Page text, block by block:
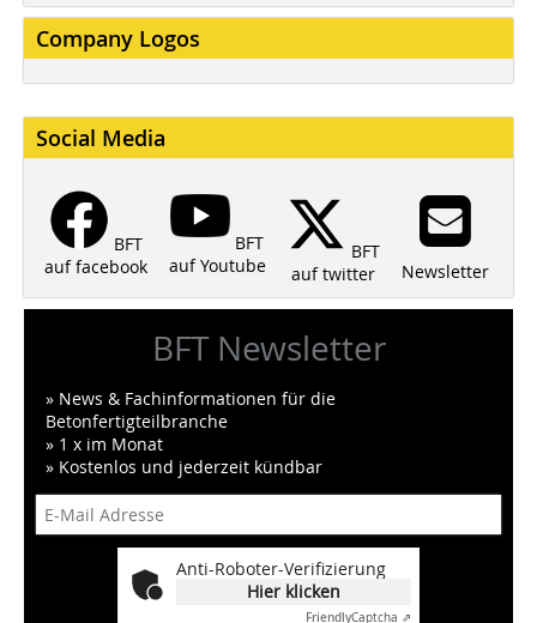
Company Logos
Social Media
BFT
auf facebook
BFT
auf Youtube
BFT
auf twitter
Newsletter
BFT Newsletter
» News & Fachinformationen für die
Betonfertigteilbranche
» 1 x im Monat
» Kostenlos und jederzeit kündbar
Anti-Roboter-Verifizierung
Hier klicken
FriendlyCaptcha ⇗